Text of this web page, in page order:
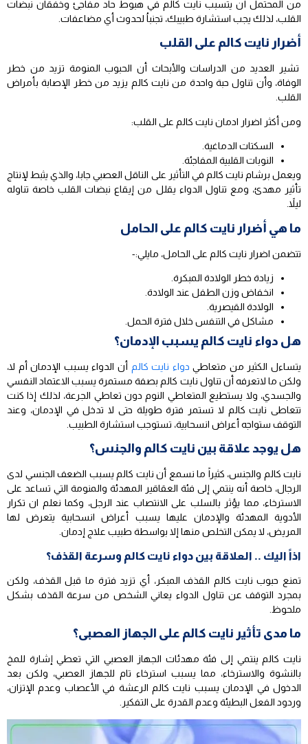
من المحتمل أن يتسبب نايت كالم في هبوط حاد مفاجئ وخفقان نبضات
القلب، لذلك يجب استشارة طبيبك، تجنباُ لحدوث أي مضاعفات.
أضرار نايت كالم على القلب
تشير العديد من الدراسات والأبحاث أن الحبوب المنومة تزيد من خطر
الوفاة، وأن تناول حبة واحدة من نايت كالم يزيد من خطر الإصابة بأمراض
القلب.
ومن أكثر اضرار ادمان نايت كالم على القلب:
السكتات الدماغية.
النوبات القلبية المفاجئة.
ويعمل برشام نايت كالم في التأثير على الناقل العصبي جابا، والذي يثبط لإنتاج
تأثير مهدئ، ومع تناول الدواء يقلل من إيقاع نبضات القلب خاصة تناوله
ليلاً.
ما هي أضرار نايت كالم على الحامل
تتضمن اضرار نايت كالم على الحامل، مايلي:-
زيادة خطر الولادة المبكرة.
انخفاض وزن الطفل عند الولادة.
الولادة القيصرية.
مشاكل في التنفس خلال فترة الحمل.
هل دواء نايت كالم يسبب الإدمان؟
يتساءل الكثير من متعاطي دواء نايت كالم أن الدواء يسبب الإدمان أم لا،
ولكن ما لاتعرفه أن تناول نايت كالم بصفة مستمرة يسبب الاعتماد النفسي
والجسدي، ولا يستطيع المتعاطي النوم دون تعاطي الجرعة، لذلك إذا كنت
تتعاطى نايت كالم لا تستمر فترة طويلة حتى لا تدخل في الإدمان، وعند
التوقف ستواجه أعراض انسحابية، تستوجب استشارة الطبيب.
هل يوجد علاقة بين نايت كالم والجنس؟
نايت كالم والجنس، كثيراً ما نسمع أن نايت كالم يسبب الضعف الجنسي لدى
الرجال، خاصة أنه ينتمي إلى فئة العقاقير المهدئة والمنومة التي تساعد على
الاسترخاء، مما يؤثر بالسلب على الانتصاب عند الرجل، وكما نعلم ان تكرار
الأدوية المهدئة والإدمان عليها يسبب أعراض انسحابية يتعرض لها
المريض، لا يمكن التخلص منها إلا بواسطة طبيب علاج إدمان.
اذاً اليك .. العلاقة بين دواء نايت كالم وسرعة القذف؟
تمنع حبوب نايت كالم القذف المبكر، أي تزيد فترة ما قبل القذف، ولكن
بمجرد التوقف عن تناول الدواء يعاني الشخص من سرعة القذف بشكل
ملحوظ.
ما مدى تأثير نايت كالم على الجهاز العصبى؟
نايت كالم ينتمي إلى فئة مهدئات الجهاز العصبي التي تعطي إشارة للمخ
بالنشوة والاسترخاء، مما يسبب استرخاء تام للجهاز العصبي، ولكن بعد
الدخول في الإدمان يسبب نايت كالم الرعشة في الأعصاب وعدم الإتزان،
وردود الفعل البطيئة وعدم القدرة على التفكير.